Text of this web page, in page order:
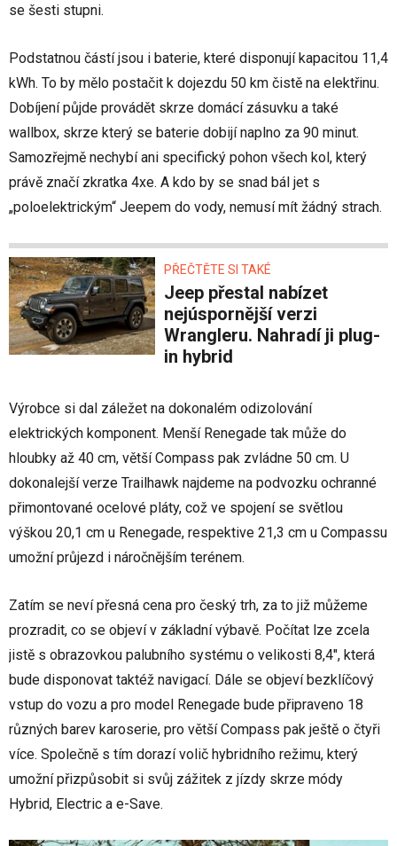
se šesti stupni.
Podstatnou částí jsou i baterie, které disponují kapacitou 11,4
kWh. To by mělo postačit k dojezdu 50 km čistě na elektřinu.
Dobíjení půjde provádět skrze domácí zásuvku a také
wallbox, skrze který se baterie dobijí naplno za 90 minut.
Samozřejmě nechybí ani specifický pohon všech kol, který
právě značí zkratka 4xe. A kdo by se snad bál jet s
„poloelektrickým“ Jeepem do vody, nemusí mít žádný strach.
PŘEČTĚTE SI TAKÉ
Jeep přestal nabízet
nejúspornější verzi
Wrangleru. Nahradí ji plug-
in hybrid
Výrobce si dal záležet na dokonalém odizolování
elektrických komponent. Menší Renegade tak může do
hloubky až 40 cm, větší Compass pak zvládne 50 cm. U
dokonalejší verze Trailhawk najdeme na podvozku ochranné
přimontované ocelové pláty, což ve spojení se světlou
výškou 20,1 cm u Renegade, respektive 21,3 cm u Compassu
umožní průjezd i náročnějším terénem.
Zatím se neví přesná cena pro český trh, za to již můžeme
prozradit, co se objeví v základní výbavě. Počítat lze zcela
jistě s obrazovkou palubního systému o velikosti 8,4", která
bude disponovat taktéž navigací. Dále se objeví bezklíčový
vstup do vozu a pro model Renegade bude připraveno 18
různých barev karoserie, pro větší Compass pak ještě o čtyři
více. Společně s tím dorazí volič hybridního režimu, který
umožní přizpůsobit si svůj zážitek z jízdy skrze módy
Hybrid, Electric a e-Save.